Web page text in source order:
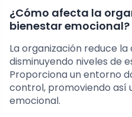
¿Cómo afecta la
bienestar emocional?
La organización reduce
disminuyendo niveles de
Proporciona un entorno
control, promoviendo así
emocional.